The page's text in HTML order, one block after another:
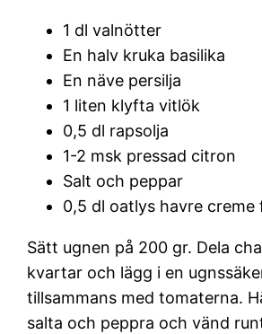
1 dl valnötter
En halv kruka basilika
En näve persilja
1 liten klyfta vitlök
0,5 dl rapsolja
1-2 msk pressad citron
Salt och peppar
0,5 dl oatlys havre creme
Sätt ugnen på 200 gr. Dela
kvartar och lägg i en
tillsammans med tomaterna.
salta och peppra och vänd